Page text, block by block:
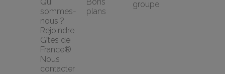
sommes-
nous ?
Rejoindre
Gîtes de
France®
Nous
contacter
plans
groupe